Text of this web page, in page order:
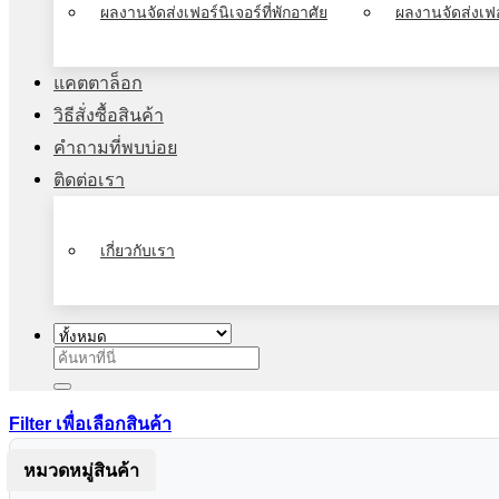
ผลงานจัดส่งเฟอร์นิเจอร์ที่พักอาศัย ผลงานจัดส่งเ
แคตตาล็อก
วิธีสั่งซื้อสินค้า
คำถามที่พบบ่อย
ติดต่อเรา
เกี่ยวกับเรา
ค้นหา:
Filter เพื่อเลือกสินค้า
หมวดหมู่สินค้า